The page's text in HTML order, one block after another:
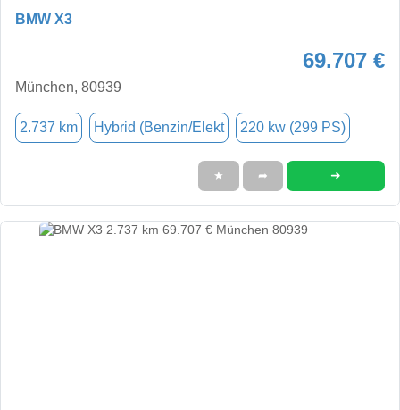
BMW X3
69.707 €
München, 80939
2.737 km Hybrid (Benzin/Elekt 220 kw (299 PS)
★ ➦ ➜